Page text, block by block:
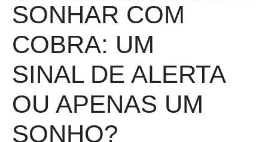
SONHAR COM
COBRA: UM
SINAL DE ALERTA
OU APENAS UM
SONHO?